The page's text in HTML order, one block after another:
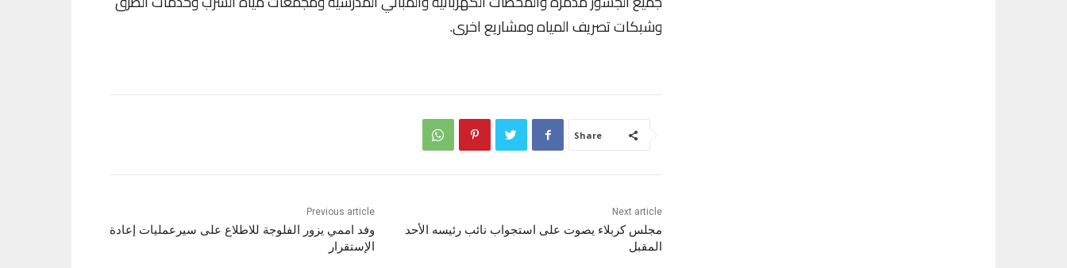
وشبكات تصريف المياه ومشاريع اخرى.
Share
Previous article
وفد اممي يزور الفلوجة للاطلاع على سيرعمليات إعادة
الإستقرار
Next article
مجلس كربلاء يصوت على استجواب نائب رئيسه الأحد
المقبل